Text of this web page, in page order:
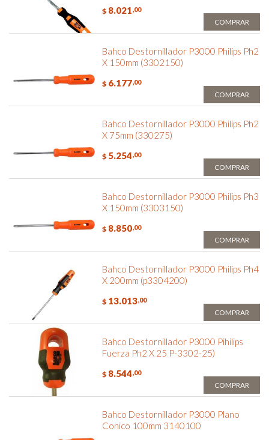
$ 8.021,00
COMPRAR
Bahco Destornillador P3000 Philips Ph2
X 150mm (3302150)
$ 6.177,00
COMPRAR
Bahco Destornillador P3000 Philips Ph2
X 75mm (330275)
$ 5.254,00
COMPRAR
Bahco Destornillador P3000 Philips Ph3
X 150mm (3303150)
$ 8.850,00
COMPRAR
Bahco Destornillador P3000 Philips Ph4
X 200mm (p3304200)
$ 13.013,00
COMPRAR
Bahco Destornillador P3000 Pihilips
Fuerza Ph2 X 25 P-3302-25)
$ 8.544,00
COMPRAR
Bahco Destornillador P3000 Plano
Conico 100mm 3140100